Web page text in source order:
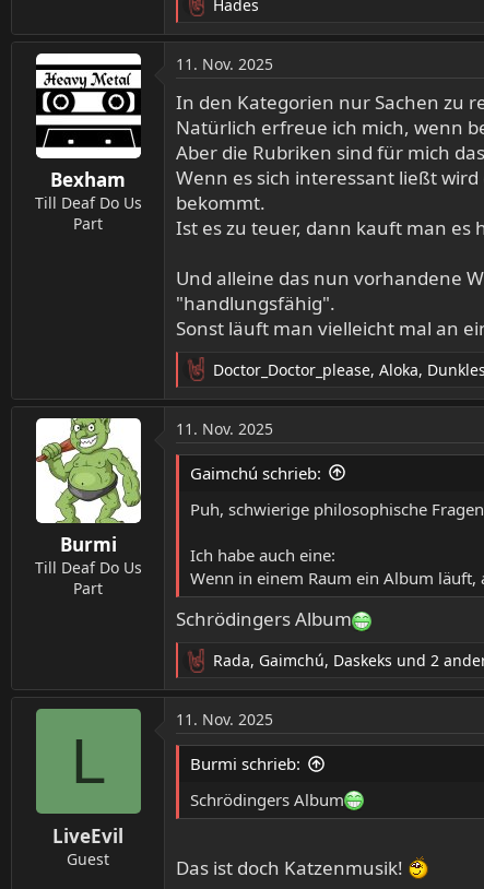
R
e
a
k
t
i
o
n
e
n
:
Hades
Bexham
Till Deaf Do Us
Part
11. Nov. 2025
In den Kategorien nur Sachen zu
Natürlich erfreue ich mich, wenn
Aber die Rubriken sind für mich
Wenn es sich interessant ließt
bekommt.
Ist es zu teuer, dann kauft man es
Und alleine das nun vorhandene
"handlungsfähig".
Sonst läuft man vielleicht mal an
R
e
a
k
t
o
n
Doctor_Doctor_please, Aloka,
Burmi
Till Deaf Do Us
Part
11. Nov. 2025
Gaimchú schrieb:
Puh, schwierige philosophische
Ich habe auch eine:
Wenn in einem Raum ein Album
Schrödingers Album
R
e
a
k
t
o
n
:
Rada, Gaimchú, Daskeks und 2
L
LiveEvil
Guest
11. Nov. 2025
Burmi schrieb:
Schrödingers Album
Das ist doch Katzenmusik!